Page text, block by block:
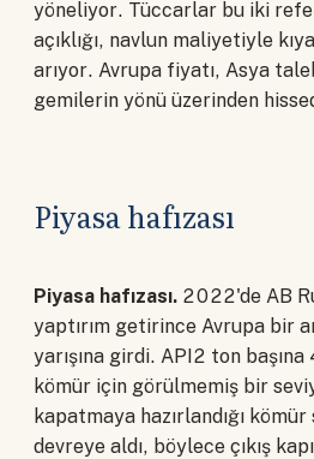
yöneliyor. Tüccarlar bu iki
açıklığı, navlun maliyetiyle
arıyor. Avrupa fiyatı, Asya
gemilerin yönü üzerinden
Piyasa hafızası
Piyasa hafızası. 2022'de AB
yaptırım getirince Avrupa bir
yarışına girdi. API2 ton
kömür için görülmemiş bir
kapatmaya hazırlandığı
devreye aldı, böylece çıkış